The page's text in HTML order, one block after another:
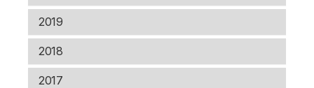
2019
2018
2017